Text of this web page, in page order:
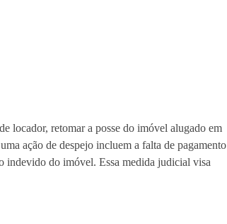
locador, retomar a posse do imóvel alugado em
ação de despejo incluem a falta de pagamento
indevido do imóvel. Essa medida judicial visa